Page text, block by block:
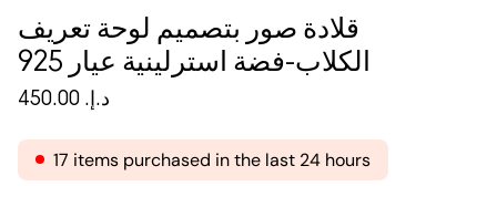
قلادة صور بتصميم لوحة تعريف
الكلاب-فضة استرلينية عيار 925
د.إ.‏ 450.00
17 items purchased in the last 24 hours